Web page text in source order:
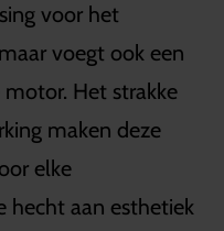
voor het
voegt ook een
Het strakke
maken deze
elke
hecht aan esthetiek